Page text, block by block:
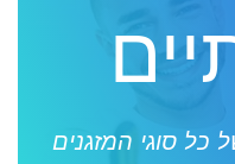
כל סוגי המזגנים